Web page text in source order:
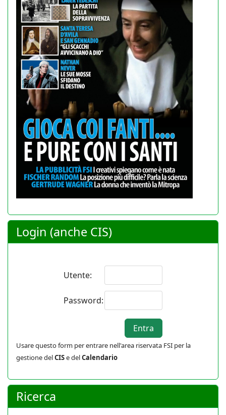
Login (anche CIS)
Utente:
Password:
Usare questo form per entrare nell'area riservata FSI per la
gestione delCISe delCalendario
Ricerca